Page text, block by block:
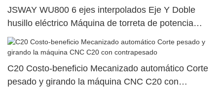
JSWAY WU800 6 ejes interpolados Eje Y Doble
husillo eléctrico Máquina de torreta de potencia
superior dual12
C20 Costo-beneficio Mecanizado automático Corte
pesado y girando la máquina CNC C20 con